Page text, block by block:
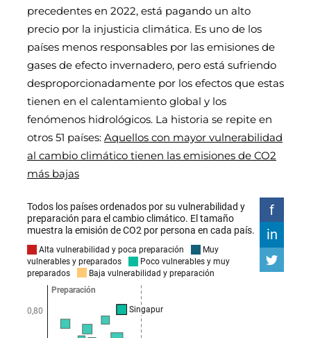
precedentes en 2022, está pagando un alto
precio por la injusticia climática. Es uno de los
países menos responsables por las emisiones de
gases de efecto invernadero, pero está sufriendo
desproporcionadamente por los efectos que estas
tienen en el calentamiento global y los
fenómenos hidrológicos. La historia se repite en
otros 51 países: Aquellos con mayor vulnerabilidad
al cambio climático tienen las emisiones de CO2
más bajas